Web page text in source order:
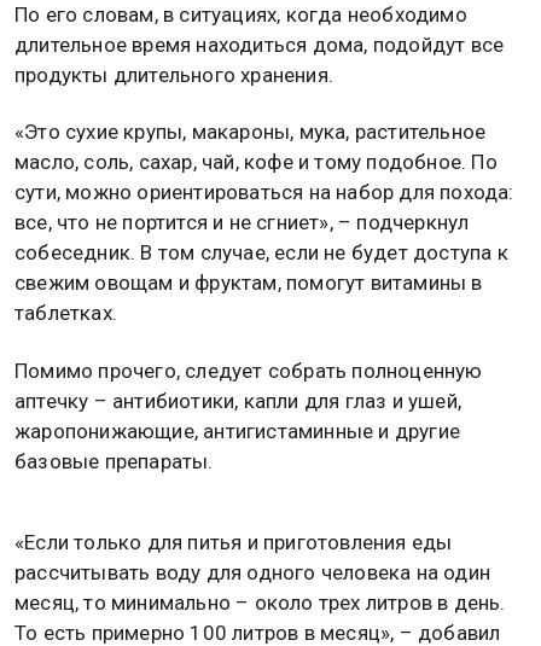
По его словам, в ситуациях, когда необходимо
длительное время находиться дома, подойдут все
продукты длительного хранения.
«Это сухие крупы, макароны, мука, растительное
масло, соль, сахар, чай, кофе и тому подобное. По
сути, можно ориентироваться на набор для похода:
все, что не портится и не сгниет», – подчеркнул
собеседник. В том случае, если не будет доступа к
свежим овощам и фруктам, помогут витамины в
таблетках.
Помимо прочего, следует собрать полноценную
аптечку – антибиотики, капли для глаз и ушей,
жаропонижающие, антигистаминные и другие
базовые препараты.
«Если только для питья и приготовления еды
рассчитывать воду для одного человека на один
месяц, то минимально – около трех литров в день.
То есть примерно 100 литров в месяц», – добавил